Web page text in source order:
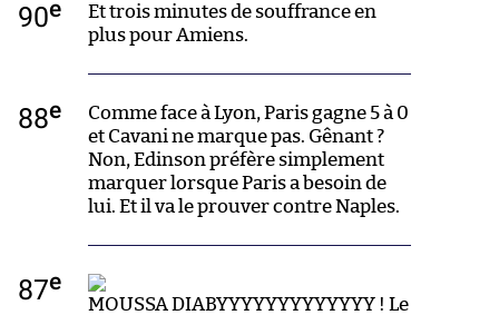
90e
Et trois minutes de souffrance en
plus pour Amiens.
88e
Comme face à Lyon, Paris gagne 5 à 0
et Cavani ne marque pas. Gênant ?
Non, Edinson préfère simplement
marquer lorsque Paris a besoin de
lui. Et il va le prouver contre Naples.
87e
MOUSSA DIABYYYYYYYYYYYYY ! Le